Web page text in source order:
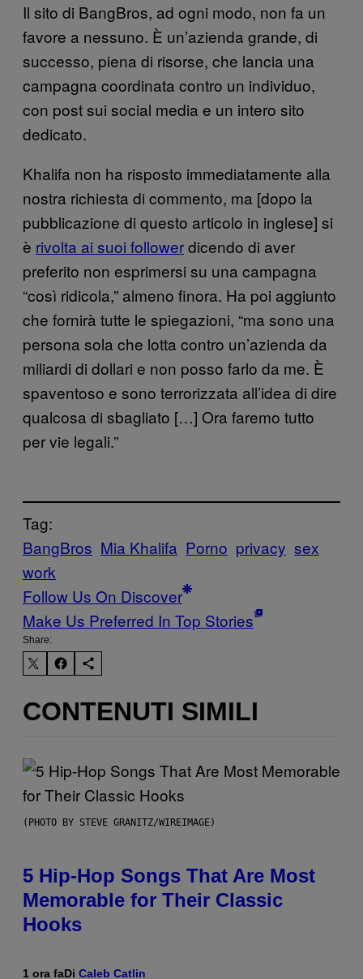
Il sito di BangBros, ad ogni modo, non fa un
favore a nessuno. È un’azienda grande, di
successo, piena di risorse, che lancia una
campagna coordinata contro un individuo,
con post sui social media e un intero sito
dedicato.
Khalifa non ha risposto immediatamente alla
nostra richiesta di commento, ma [dopo la
pubblicazione di questo articolo in inglese] si
è rivolta ai suoi followerdicendo di aver
preferito non esprimersi su una campagna
“così ridicola,” almeno finora. Ha poi aggiunto
che fornirà tutte le spiegazioni, “ma sono una
persona sola che lotta contro un’azienda da
miliardi di dollari e non posso farlo da me. È
spaventoso e sono terrorizzata all’idea di dire
qualcosa di sbagliato […] Ora faremo tutto
per vie legali.”
Tag:
BangBros Mia Khalifa Porno privacy sex
work
Follow Us On Discover
Make Us Preferred In Top Stories
Share:
CONTENUTI SIMILI
(PHOTO BY STEVE GRANITZ/WIREIMAGE)
5 Hip-Hop Songs That Are Most
Memorable for Their Classic
Hooks
1 ora faDi Caleb Catlin